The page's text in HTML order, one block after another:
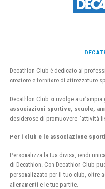
Decathlon Club è dedicato ai
creatore e fornitore di attrezzature
Decathlon Club si rivolge a
associazioni sportive, scuole,
desiderose di promuovere l’attività
Per i club e le associazione
Personalizza la tua divisa, rendi
di Decathlon. Con Decathlon Club
personalizzato per il tuo club, oltre
allenamenti e le tue partite.